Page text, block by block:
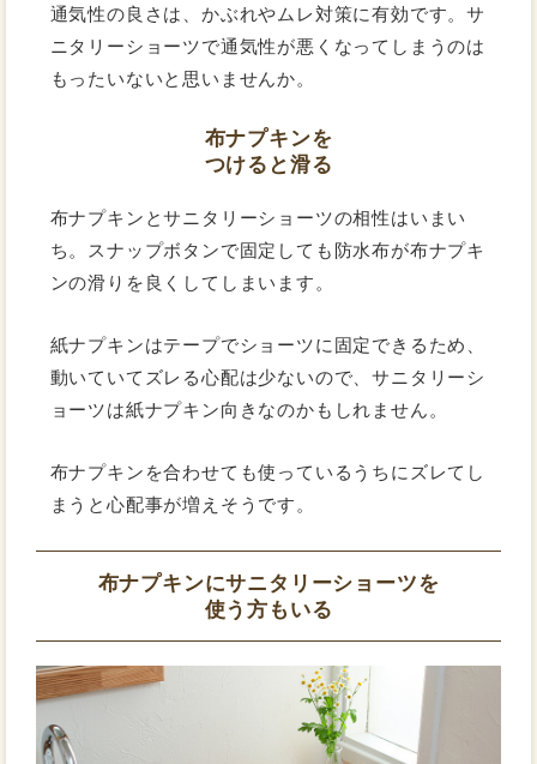
通気性の良さは、かぶれやムレ対策に有効です。サ
ニタリーショーツで通気性が悪くなってしまうのは
もったいないと思いませんか。
布ナプキンを
つけると滑る
布ナプキンとサニタリーショーツの相性はいまい
ち。スナップボタンで固定しても防水布が布ナプキ
ンの滑りを良くしてしまいます。
紙ナプキンはテープでショーツに固定できるため、
動いていてズレる心配は少ないので、サニタリーシ
ョーツは紙ナプキン向きなのかもしれません。
布ナプキンを合わせても使っているうちにズレてし
まうと心配事が増えそうです。
布ナプキンにサニタリーショーツを
使う方もいる